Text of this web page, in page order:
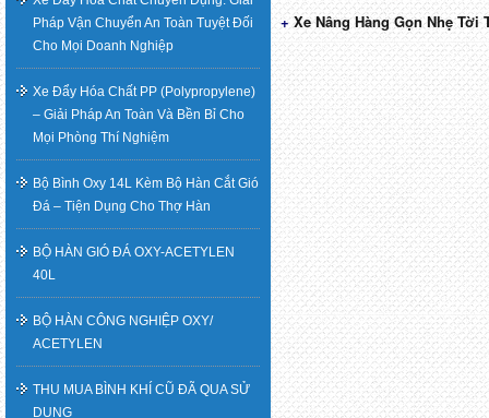
Điều
hướng
bài
viết
Xe Nâng Hàng Gọn Nhẹ Tời
Pháp Vận Chuyển An Toàn Tuyệt Đối
Cho Mọi Doanh Nghiệp
Xe Đẩy Hóa Chất PP (Polypropylene)
– Giải Pháp An Toàn Và Bền Bỉ Cho
Mọi Phòng Thí Nghiệm
Bộ Bình Oxy 14L Kèm Bộ Hàn Cắt Gió
Đá – Tiện Dụng Cho Thợ Hàn
BỘ HÀN GIÓ ĐÁ OXY-ACETYLEN
40L
BỘ HÀN CÔNG NGHIỆP OXY/
ACETYLEN
THU MUA BÌNH KHÍ CŨ ĐÃ QUA SỬ
DỤNG